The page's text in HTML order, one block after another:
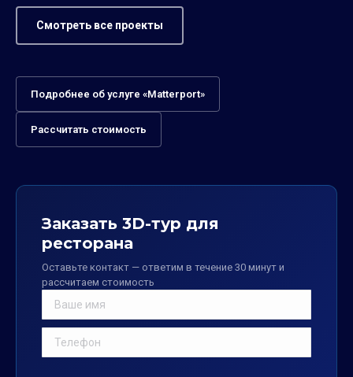
Смотреть все проекты
Подробнее об услуге «Matterport»
Рассчитать стоимость
Заказать 3D-тур для
ресторана
Оставьте контакт — ответим в течение 30 минут и
рассчитаем стоимость